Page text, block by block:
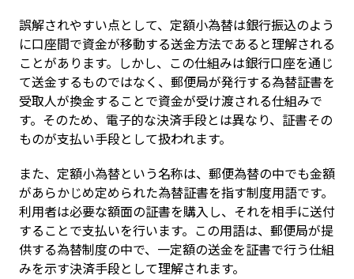
誤解されやすい点として、定額小為替は銀行振込のよう
に口座間で資金が移動する送金方法であると理解される
ことがあります。しかし、この仕組みは銀行口座を通じ
て送金するものではなく、郵便局が発行する為替証書を
受取人が換金することで資金が受け渡される仕組みで
す。そのため、電子的な決済手段とは異なり、証書その
ものが支払い手段として扱われます。
また、定額小為替という名称は、郵便為替の中でも金額
があらかじめ定められた為替証書を指す制度用語です。
利用者は必要な額面の証書を購入し、それを相手に送付
することで支払いを行います。この用語は、郵便局が提
供する為替制度の中で、一定額の送金を証書で行う仕組
みを示す決済手段として理解されます。